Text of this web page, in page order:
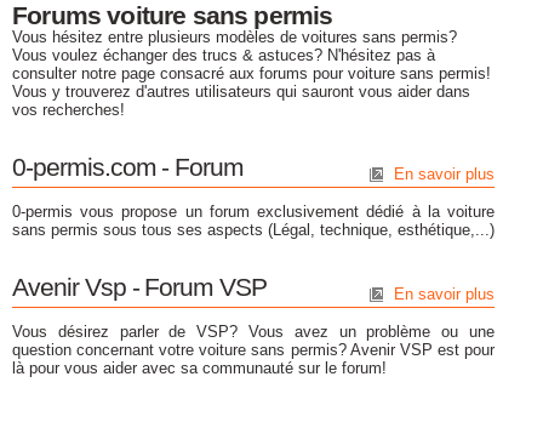
Forums voiture sans permis
Vous hésitez entre plusieurs modèles de voitures sans permis?
Vous voulez échanger des trucs & astuces? N'hésitez pas à
consulter notre page consacré aux forums pour voiture sans permis!
Vous y trouverez d'autres utilisateurs qui sauront vous aider dans
vos recherches!
En savoir plus
0-permis.com - Forum
0-permis vous propose un forum exclusivement dédié à la voiture
sans permis sous tous ses aspects (Légal, technique, esthétique,...)
En savoir plus
Avenir Vsp - Forum VSP
Vous désirez parler de VSP? Vous avez un problème ou une
question concernant votre voiture sans permis? Avenir VSP est pour
là pour vous aider avec sa communauté sur le forum!